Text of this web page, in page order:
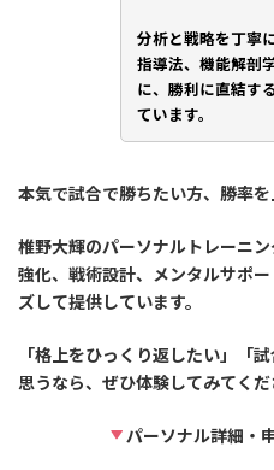
分析と戦略を丁寧
指導法、機能解剖
に、勝利に直結す
ています。
本気で試合で勝ちたい方、勝率を
椎野大輝のパーソナルトレーニ
強化、戦術設計、メンタルサポ
ズして提供しています。
「格上をひっくり返したい」「
思うなら、ぜひ体験してみてくだ
パーソナル詳細・